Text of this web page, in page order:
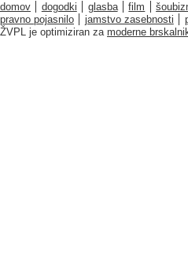
domov dogodki glasba film
pravno pojasnilo
jamstvo zasebnosti
ŽVPL je optimiziran za moderne